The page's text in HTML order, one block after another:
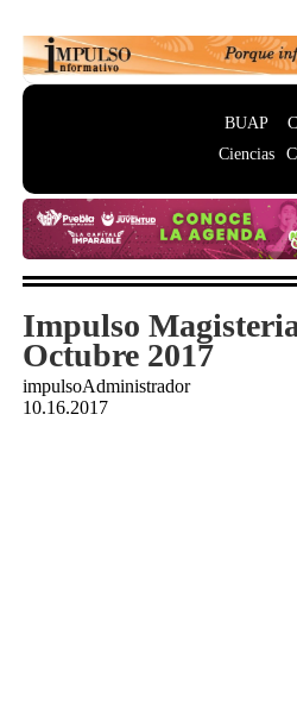
BUAP
Ciencias
Impulso
Octubre 2017
impulsoAdministrador
10.16.2017